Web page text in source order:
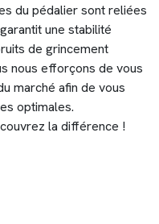
du pédalier sont reliées
une stabilité
de grincement
nous efforçons de vous
marché afin de vous
optimales.
la différence !